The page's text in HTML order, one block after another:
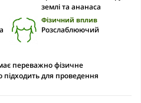
землі та ананаса
Фізичний вплив
Розслаблюючий
переважно фізичне
підходить для проведення